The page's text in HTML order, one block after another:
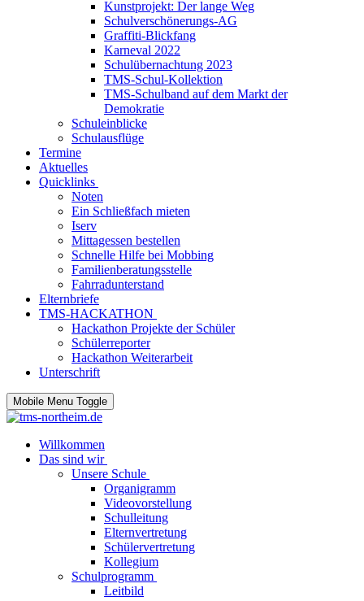
Kunstprojekt: Der lange Weg
Schulverschönerungs-AG
Graffiti-Blickfang
Karneval 2022
Schulübernachtung 2023
TMS-Schul-Kollektion
TMS-Schulband auf dem Markt der
Demokratie
Schuleinblicke
Schulausflüge
Termine
Aktuelles
Quicklinks
Noten
Ein Schließfach mieten
Iserv
Mittagessen bestellen
Schnelle Hilfe bei Mobbing
Familienberatungsstelle
Fahrradunterstand
Elternbriefe
TMS-HACKATHON
Hackathon Projekte der Schüler
Schülerreporter
Hackathon Weiterarbeit
Unterschrift
Mobile Menu Toggle
Willkommen
Das sind wir
Unsere Schule
Organigramm
Videovorstellung
Schulleitung
Elternvertretung
Schülervertretung
Kollegium
Schulprogramm
Leitbild